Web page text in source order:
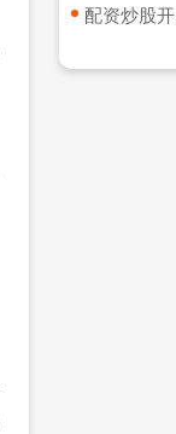
配资炒股